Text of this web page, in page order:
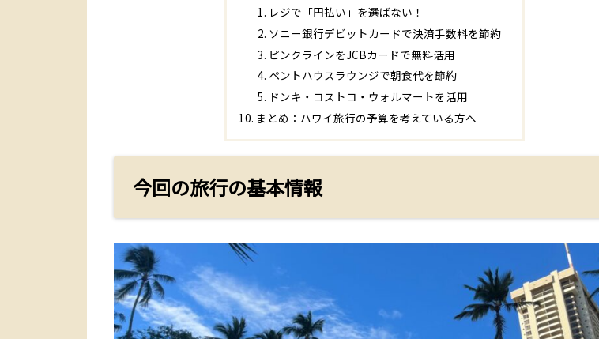
レジで「円払い」を選ばない！
ソニー銀行デビットカードで決済手数料を節約
ピンクラインをJCBカードで無料活用
ペントハウスラウンジで朝食代を節約
ドンキ・コストコ・ウォルマートを活用
まとめ：ハワイ旅行の予算を考えている方へ
今回の旅行の基本情報